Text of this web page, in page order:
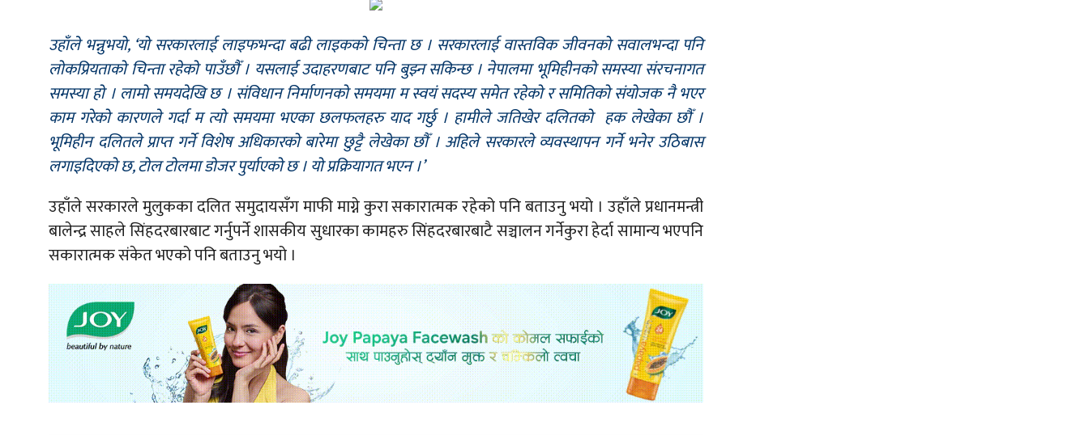
उहाँले भन्नुभयो, ‘यो सरकारलाई लाइफभन्दा बढी लाइकको चिन्ता छ । सरकारलाई वास्तविक जीवनको सवालभन्दा पनि
लोकप्रियताको चिन्ता रहेको पाउँछौँ । यसलाई उदाहरणबाट पनि बुझ्न सकिन्छ । नेपालमा भूमिहीनको समस्या संरचनागत
समस्या हो । लामो समयदेखि छ । संविधान निर्माणनको समयमा म स्वयं सदस्य समेत रहेको र समितिको संयोजक नै भएर
काम गरेको कारणले गर्दा म त्यो समयमा भएका छलफलहरु याद गर्छु । हामीले जतिखेर दलितको हक लेखेका छौँ ।
भूमिहीन दलितले प्राप्त गर्ने विशेष अधिकारको बारेमा छुट्टै लेखेका छौँ । अहिले सरकारले व्यवस्थापन गर्ने भनेर उठिबास
लगाइदिएको छ, टोल टोलमा डोजर पुर्याएको छ । यो प्रक्रियागत भएन ।’
उहाँले सरकारले मुलुकका दलित समुदायसँग माफी माग्ने कुरा सकारात्मक रहेको पनि बताउनु भयो । उहाँले प्रधानमन्त्री
बालेन्द्र साहले सिंहदरबारबाट गर्नुपर्ने शासकीय सुधारका कामहरु सिंहदरबारबाटै सञ्चालन गर्नेकुरा हेर्दा सामान्य भएपनि
सकारात्मक संकेत भएको पनि बताउनु भयो ।